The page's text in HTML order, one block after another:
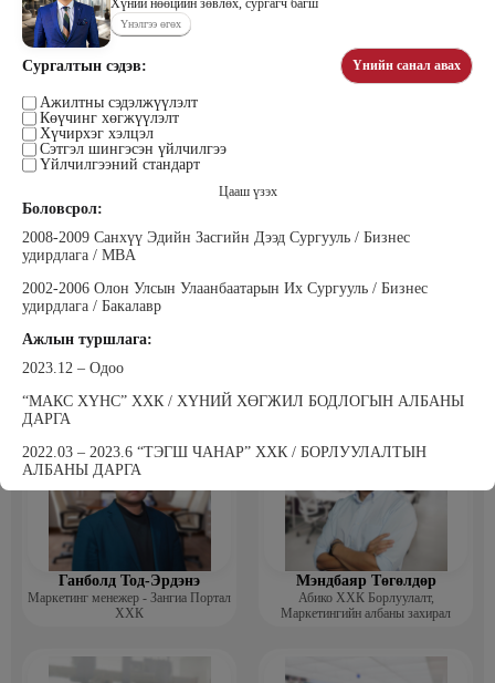
Хүний нөөцийн зөвлөх, сургагч багш
Үнэлгээ өгөх
Сургалтын сэдэв: Үнийн санал авах
Ажилтны сэдэлжүүлэлт
Көүчинг хөгжүүлэлт
Хүчирхэг хэлцэл
Сэтгэл шингэсэн үйлчилгээ
Үйлчилгээний стандарт
Цааш үзэх
Боловсрол:
2008-2009 Санхүү Эдийн Засгийн Дээд Сургууль / Бизнес
удирдлага / MBA
2002-2006 Олон Улсын Улаанбаатарын Их Сургууль / Бизнес
удирдлага / Бакалавр
Ажлын туршлага:
2023.12 – Одоо
“МАКС ХҮНС” ХХК / ХҮНИЙ ХӨГЖИЛ БОДЛОГЫН АЛБАНЫ
ДАРГА
2022.03 – 2023.6 “ТЭГШ ЧАНАР” ХХК / БОРЛУУЛАЛТЫН
АЛБАНЫ ДАРГА
2019.11-2022.04 “НОМИН ХОЛДИНГ” ХХК / СУРГАЛТ
ХӨГЖЛИЙН ХЭЛТСИЙН ДАРГА
2018.2-2019.6 “НАНО ИНТЕРНЭЙШНЛ” ХХК / ХҮНИЙ
ХӨГЖЛИЙН АЛБАНЫ ДАРГА
2013-2017.6 “СКАЙ ХАЙПЕРМАРКЕТ” ХХК / ХҮНИЙ
НӨӨЦИЙН АЛБАНЫ ДАРГА
2012.8-2013.6 “СКАЙ ТРЕЙДИНГ” ХХК / ХҮНИЙ НӨӨЦИЙН
АХЛАХ МЕНЕЖЕР
Наран анд консалтинг” ХХК-ийн
Захирал
Бээжин Солонгоо
Уранбор Сэмбэрүү
Прус Центр ХХК-ийн Хяналт
шинжилгээ үнэлгээний дарга
ISO4500; ISO9001 нэгдсэн
тогтолцооны хэрэгжүүлэгч
ажилтан, сургагч багш
Ганболд Тод-Эрдэнэ
Маркетинг менежер - Зангиа Портал
ХХК
Мэндбаяр Төгөлдөр
Абико ХХК Борлуулалт,
Маркетингийн албаны захирал